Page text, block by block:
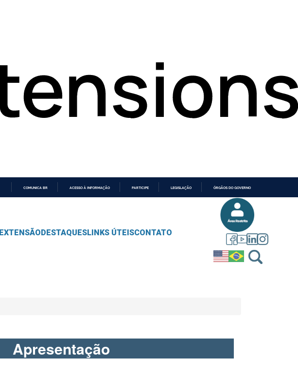
COMUNICA BR ACESSO À INFORMAÇÃO PARTICIPE LEGISLAÇÃO ÓRGÃOS DO GOVERNO
EXTENSÃO DESTAQUESLINKS ÚTEISCONTATO
Apresentação